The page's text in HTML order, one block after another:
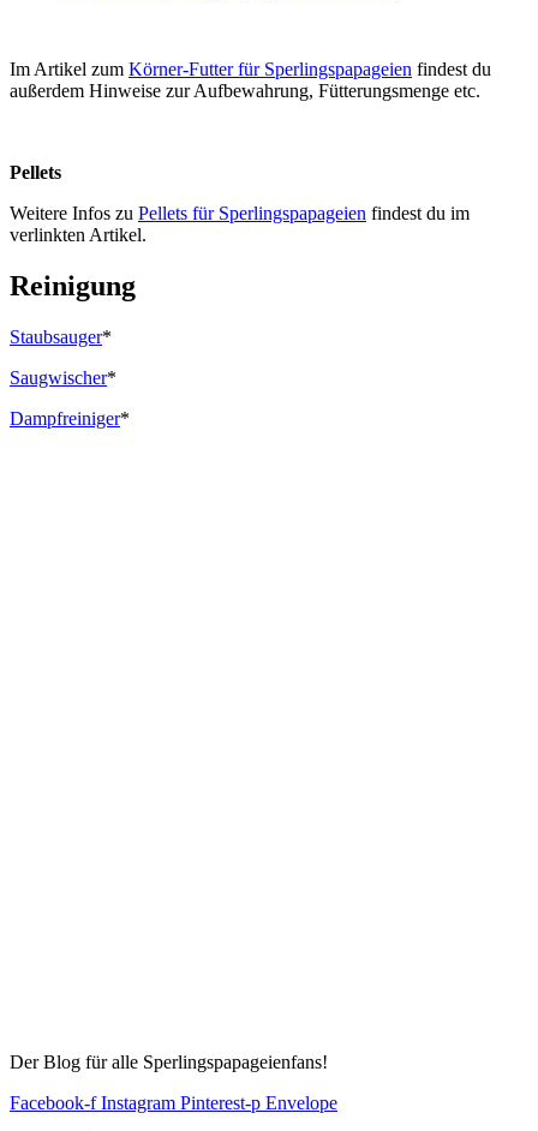
Im Artikel zum Körner-Futter für Sperlingspapageien findest du
außerdem Hinweise zur Aufbewahrung, Fütterungsmenge etc.
Pellets
Weitere Infos zu Pellets für Sperlingspapageien findest du im
verlinkten Artikel.
Reinigung
Staubsauger*
Saugwischer*
Dampfreiniger*
Der Blog für alle Sperlingspapageienfans!
Facebook-f Instagram Pinterest-p Envelope